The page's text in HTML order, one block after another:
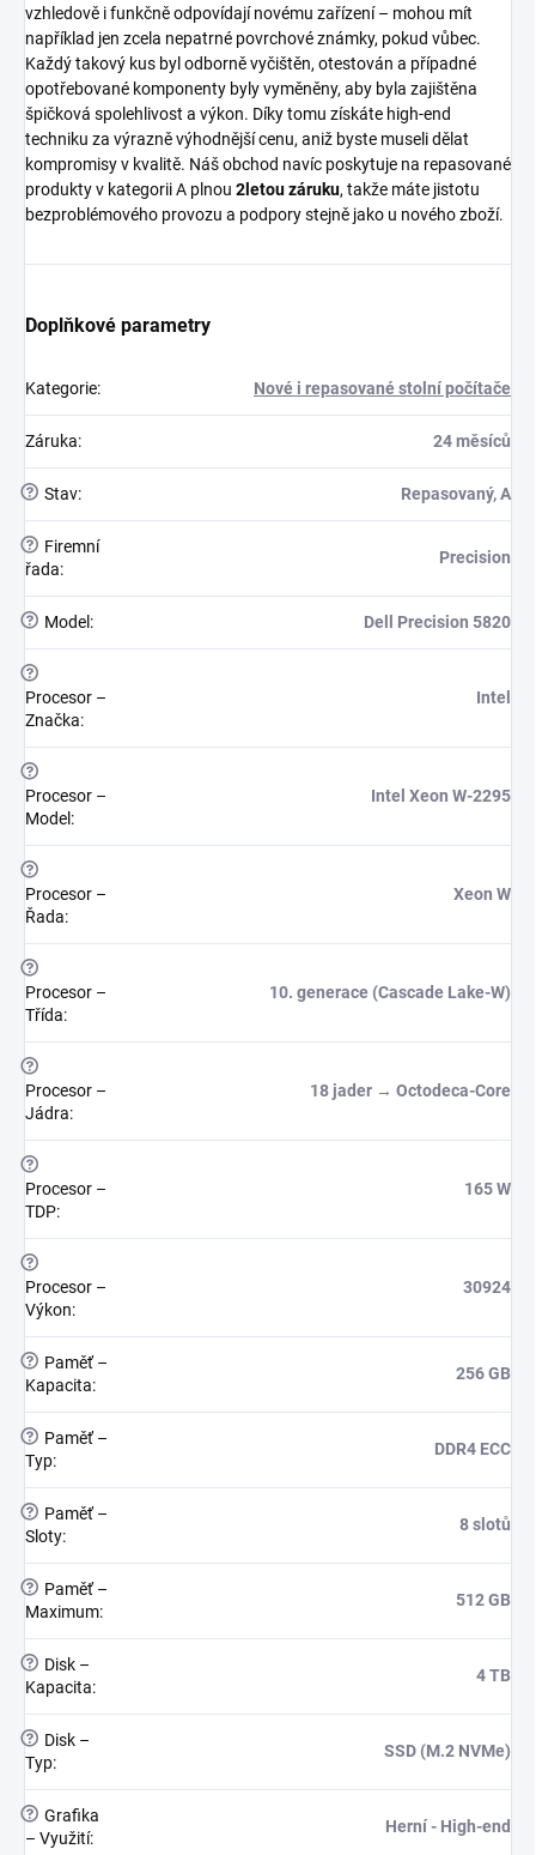
vzhledově i funkčně odpovídají novému zařízení – mohou mít
například jen zcela nepatrné povrchové známky, pokud vůbec.
Každý takový kus byl odborně vyčištěn, otestován a případné
opotřebované komponenty byly vyměněny, aby byla zajištěna
špičková spolehlivost a výkon. Díky tomu získáte high-end
techniku za výrazně výhodnější cenu, aniž byste museli dělat
kompromisy v kvalitě. Náš obchod navíc poskytuje na repasované
produkty v kategorii A plnou 2letou záruku, takže máte jistotu
bezproblémového provozu a podpory stejně jako u nového zboží.
Doplňkové parametry
Kategorie: Nové i repasované stolní počítače
Záruka: 24 měsíců
? Stav: Repasovaný, A
?
Firemní
řada:
Precision
? Model : Dell Precision 5820
?
Procesor –
Značka:
Intel
?
Procesor –
Model :
Intel Xeon W-2295
?
Procesor –
Řada:
Xeon W
?
Procesor –
Třída:
10. generace (Cascade Lake-W)
?
Procesor –
Jádra:
18 jader → Octodeca-Core
?
Procesor –
TDP:
165 W
?
Procesor –
Výkon:
30924
?
Paměť –
Kapacita:
256 GB
?
Paměť –
Typ:
DDR4 ECC
?
Paměť –
Sloty:
8 slotů
?
Paměť –
Maximum:
512 GB
?
Disk –
Kapacita:
4 TB
?
Disk –
Typ:
SSD (M.2 NVMe)
? Grafika
– Využití:
Herní - High-end